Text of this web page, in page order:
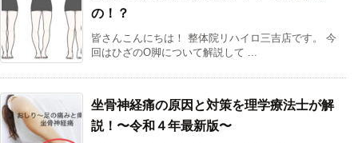
の！？
皆さんこんにちは！ 整体院リハイロ三吉店です。 今
回はひざのO脚について解説して ...
坐骨神経痛の原因と対策を理学療法士が解
説！〜令和４年最新版〜